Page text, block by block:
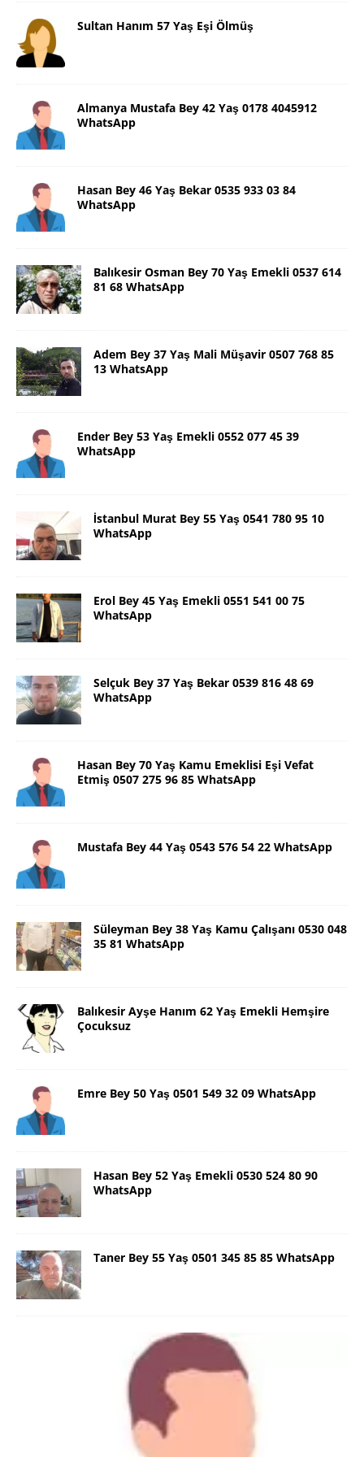
Sultan Hanım 57 Yaş Eşi Ölmüş
Almanya Mustafa Bey 42 Yaş 0178 4045912
WhatsApp
Hasan Bey 46 Yaş Bekar 0535 933 03 84
WhatsApp
Balıkesir Osman Bey 70 Yaş Emekli 0537 614
81 68 WhatsApp
Adem Bey 37 Yaş Mali Müşavir 0507 768 85
13 WhatsApp
Ender Bey 53 Yaş Emekli 0552 077 45 39
WhatsApp
İstanbul Murat Bey 55 Yaş 0541 780 95 10
WhatsApp
Erol Bey 45 Yaş Emekli 0551 541 00 75
WhatsApp
Selçuk Bey 37 Yaş Bekar 0539 816 48 69
WhatsApp
Hasan Bey 70 Yaş Kamu Emeklisi Eşi Vefat
Etmiş 0507 275 96 85 WhatsApp
Mustafa Bey 44 Yaş 0543 576 54 22 WhatsApp
Süleyman Bey 38 Yaş Kamu Çalışanı 0530 048
35 81 WhatsApp
Balıkesir Ayşe Hanım 62 Yaş Emekli Hemşire
Çocuksuz
Emre Bey 50 Yaş 0501 549 32 09 WhatsApp
Hasan Bey 52 Yaş Emekli 0530 524 80 90
WhatsApp
Taner Bey 55 Yaş 0501 345 85 85 WhatsApp
Danimarka Mustafa Bey 45 Yaş +45
42 48 17 28 WhatsApp
Lütfen Danimarka dışı aramasın. Selam ben
Danimarka’dan Mustafa 45 yaşında, 1.88 boyunda,
98 kiloda, Kumral, ayrılmış bir beyim. Alkol yok.